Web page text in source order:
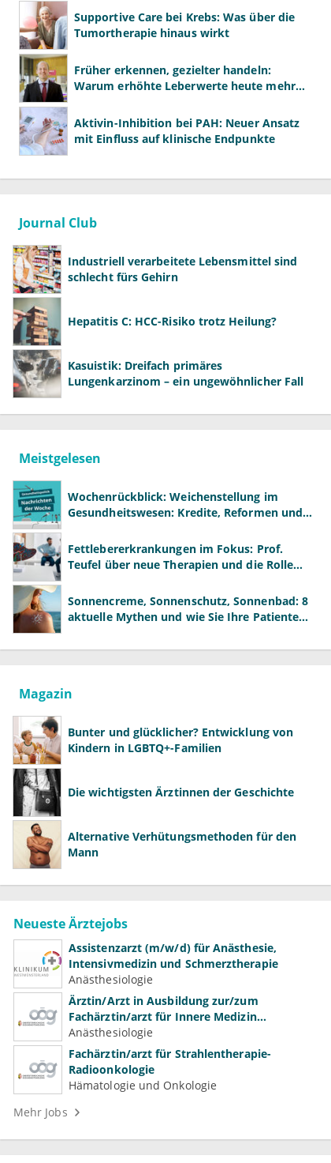
Supportive Care bei Krebs: Was über die
Tumortherapie hinaus wirkt
Früher erkennen, gezielter handeln:
Warum erhöhte Leberwerte heute mehr
Aktivin-Inhibition bei PAH: Neuer Ansatz
mit Einfluss auf klinische Endpunkte
Journal Club
Industriell verarbeitete Lebensmittel sind
schlecht fürs Gehirn
Hepatitis C: HCC-Risiko trotz Heilung?
Kasuistik: Dreifach primäres
Lungenkarzinom – ein ungewöhnlicher Fall
Meistgelesen
Wochenrückblick: Weichenstellung im
Gesundheitswesen: Kredite, Reformen und
Fettlebererkrankungen im Fokus: Prof.
Teufel über neue Therapien und die Rolle
Sonnencreme, Sonnenschutz, Sonnenbad: 8
aktuelle Mythen und wie Sie Ihre Patienten
Magazin
Bunter und glücklicher? Entwicklung von
Kindern in LGBTQ+-Familien
Die wichtigsten Ärztinnen der Geschichte
Alternative Verhütungsmethoden für den
Mann
Neueste Ärztejobs
Assistenzarzt (m/w/d) für Anästhesie,
Intensivmedizin und Schmerztherapie
Anästhesiologie
Ärztin/Arzt in Ausbildung zur/zum
Fachärztin/arzt für Innere Medizin
(Kardiologie, Nephrologie, Intensivmedizin)
Anästhesiologie
Fachärztin/arzt für Strahlentherapie-
Radioonkologie
Hämatologie und Onkologie
Mehr Jobs